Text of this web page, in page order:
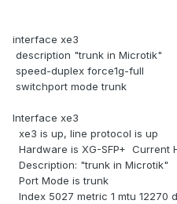
interface xe3
description "trunk in Microtik"
speed-duplex force1g-full
switchport mode trunk
Interface xe3
xe3 is up, line protocol is up
Hardware is XG-SFP+ Current
Description: "trunk in Microtik"
Port Mode is trunk
Index 5027 metric 1 mtu 12270